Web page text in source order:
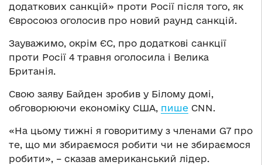
додаткових санкцій» проти Росії після того, як
Євросоюз оголосив про новий раунд санкцій.
Зауважимо, окрім ЄС, про додаткові санкції
проти Росії 4 травня оголосила і Велика
Британія.
Свою заяву Байден зробив у Білому домі,
обговорюючи економіку США, пише CNN.
«На цьому тижні я говоритиму з членами G7 про
те, що ми збираємося робити чи не збираємося
робити», – сказав американський лідер.